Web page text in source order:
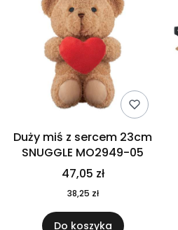
Duży miś z sercem 23cm
SNUGGLE MO2949-05
47,05 zł
38,25 zł
Do koszyka